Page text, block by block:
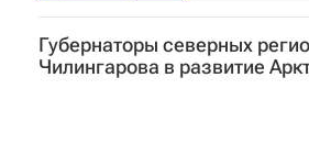
Происшествия
Печора
Губернаторы северных
Чилингарова в развитие